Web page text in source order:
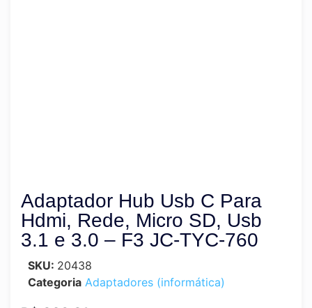
Adaptador Hub Usb C Para
Hdmi, Rede, Micro SD, Usb
3.1 e 3.0 – F3 JC-TYC-760
SKU: 20438
Categoria Adaptadores (informática)